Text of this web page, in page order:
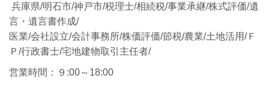
兵庫県/明石市/神戸市/税理士/相続税/事業承継/株式評価/遺
言・遺言書作成/
医業/会社設立/会計事務所/株価評価/節税/農業/土地活用/Ｆ
Ｐ/行政書士/宅地建物取引主任者/
営業時間：９:00～18:00